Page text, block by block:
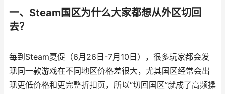
一、Steam国区为什么大家都想从外区切回
去？
每到Steam夏促（6月26日-7月10日），很多玩家都会发
现同一款游戏在不同地区价格差很大，尤其国区经常会出
现更低价格和更完整折扣页，所以“切回国区”就成了高频操